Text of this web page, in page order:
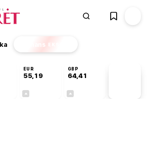
Finans EKSTRA
EUR
55,19
GBP
64,41